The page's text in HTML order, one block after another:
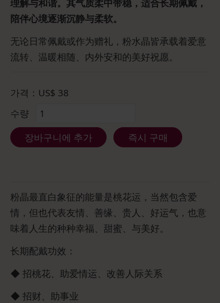
理解与和谐。其气质柔中带稳，适合长期佩戴，
陪伴心境逐渐沉静与柔软。
无论日常佩戴或作为赠礼，粉水晶皆承载着爱意
流转、温暖相随、内外安和的美好祝愿。
가격： US$ 38
수량
장바구니에 추가
즉시 구매
粉晶最直白象征的能量是桃花运，当然包含爱
情，但也代表友情、善缘、贵人、好运气，也意
味着人生的种种幸福、甜蜜、与美好。
长期配戴功效：
◆ 招桃花、助爱情运、改善人际关系
◆ 招财、助事业